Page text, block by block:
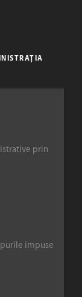
prin
impuse